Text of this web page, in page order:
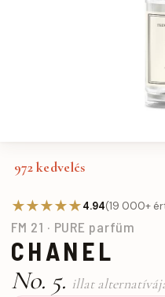
972kedvelés
★★★★★4.94(19 000+
FM 21 · PURE parfüm
CHANEL
No. 5. illat